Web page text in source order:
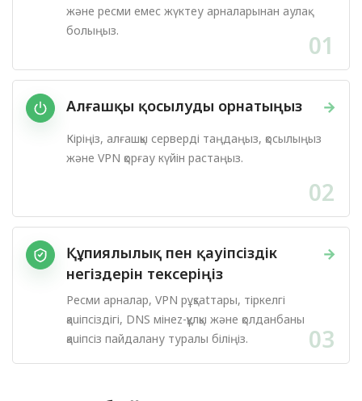
және ресми емес жүктеу арналарынан аулақ
болыңыз.
01
→
Алғашқы қосылуды орнатыңыз
Кіріңіз, алғашқы серверді таңдаңыз, қосылыңыз
және VPN қорғау күйін растаңыз.
02
→
Құпиялылық пен қауіпсіздік
негіздерін тексеріңіз
Ресми арналар, VPN рұқsatтары, тіркелгі
қauіпсіздігі, DNS мінez-құлқы және қолданбаны
қauіпсіз пайдалану туралы біліңіз.
03